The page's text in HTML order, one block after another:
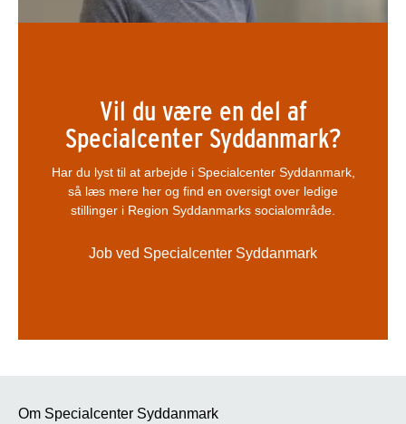
Vil du være en del af
Specialcenter Syddanmark?
Har du lyst til at arbejde i Specialcenter Syddanmark,
så læs mere her og find en oversigt over ledige
stillinger i Region Syddanmarks socialområde.
Job ved Specialcenter Syddanmark
Om Specialcenter Syddanmark